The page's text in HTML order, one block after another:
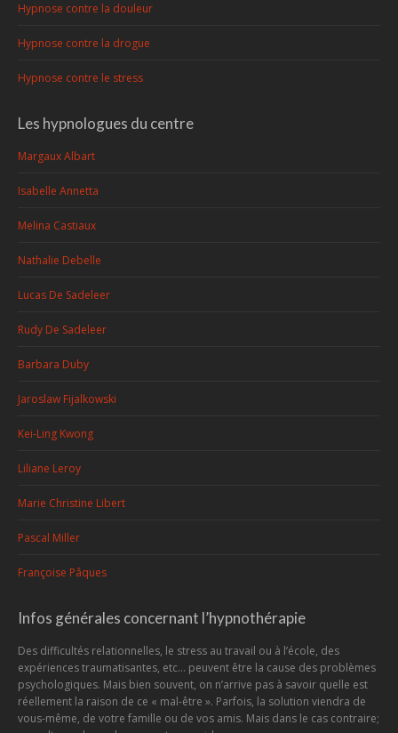
Hypnose contre la douleur
Hypnose contre la drogue
Hypnose contre le stress
Les hypnologues du centre
Margaux Albart
Isabelle Annetta
Melina Castiaux
Nathalie Debelle
Lucas De Sadeleer
Rudy De Sadeleer
Barbara Duby
Jaroslaw Fijalkowski
Kei-Ling Kwong
Liliane Leroy
Marie Christine Libert
Pascal Miller
Françoise Pâques
Infos générales concernant l’hypnothérapie
Des difficultés relationnelles, le stress au travail ou à l’école, des
expériences traumatisantes, etc... peuvent être la cause des problèmes
psychologiques. Mais bien souvent, on n’arrive pas à savoir quelle est
réellement la raison de ce « mal-être ». Parfois, la solution viendra de
vous-même, de votre famille ou de vos amis. Mais dans le cas contraire;